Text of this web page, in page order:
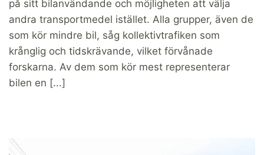
på sitt bilanvändande och möjligheten att välja
andra transportmedel istället. Alla grupper, även de
som kör mindre bil, såg kollektivtrafiken som
krånglig och tidskrävande, vilket förvånade
forskarna. Av dem som kör mest representerar
bilen en [...]